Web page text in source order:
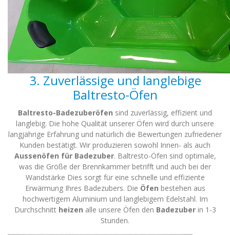
3. Zuverlässige und langlebige
Baltresto-Öfen
Baltresto-Badezuberöfen sind zuverlässig, effizient und
langlebig. Die hohe Qualität unserer Öfen wird durch unsere
langjährige Erfahrung und natürlich die Bewertungen zufriedener
Kunden bestätigt. Wir produzieren sowohl Innen- als auch
Aussenöfen für Badezuber. Baltresto-Öfen sind optimale,
was die Größe der Brennkammer betrifft und auch bei der
Wandstärke Dies sorgt für eine schnelle und effiziente
Erwärmung Ihres Badezubers. Die Öfen bestehen aus
hochwertigem Aluminium und langlebigem Edelstahl. Im
Durchschnitt heizen alle unsere Öfen den Badezuberin 1-3
Stunden.